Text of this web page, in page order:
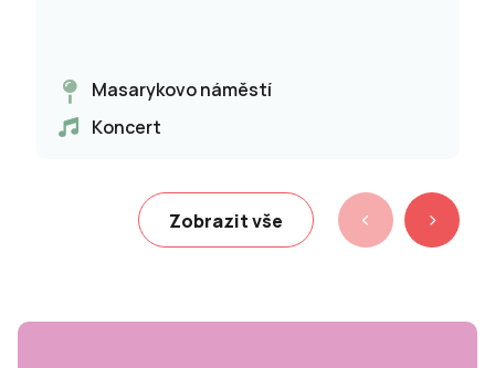
Masarykovo náměstí
Koncert
Zobrazit vše